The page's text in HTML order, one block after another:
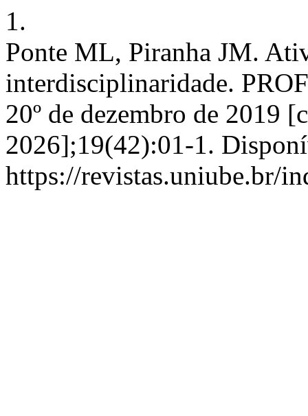
1.
Ponte ML, Piranha JM.
interdisciplinaridade.
20º de dezembro de 2019
2026];19(42):01-1.
https://revistas.uniube.br/